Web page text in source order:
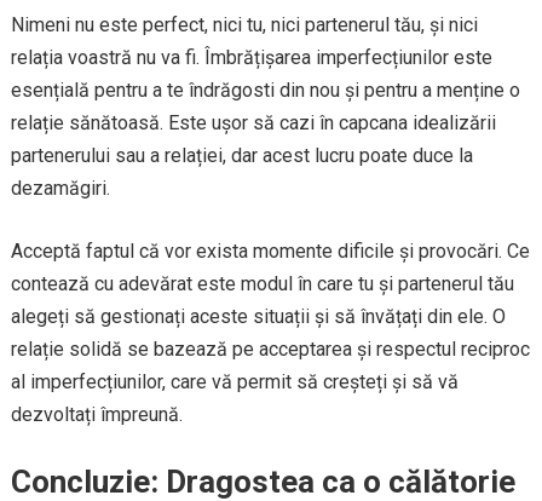
Nimeni nu este perfect, nici tu, nici partenerul tău, și nici
relația voastră nu va fi. Îmbrățișarea imperfecțiunilor este
esențială pentru a te îndrăgosti din nou și pentru a menține o
relație sănătoasă. Este ușor să cazi în capcana idealizării
partenerului sau a relației, dar acest lucru poate duce la
dezamăgiri.
Acceptă faptul că vor exista momente dificile și provocări. Ce
contează cu adevărat este modul în care tu și partenerul tău
alegeți să gestionați aceste situații și să învățați din ele. O
relație solidă se bazează pe acceptarea și respectul reciproc
al imperfecțiunilor, care vă permit să creșteți și să vă
dezvoltați împreună.
Concluzie: Dragostea ca o călătorie